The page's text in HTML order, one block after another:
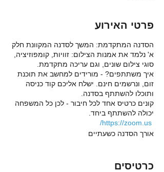
פרטי האירוע
הסדנה המתקדמת: המשך לסדנה המקוונת חלק
א' נלמד את אמנות הצילום: זוויות, קומפוזיציה,
סוגי צילום שונים, וגם עריכה מתקדמת.
איך משתתפים? - מורידים למחשב את תוכנת
זום, ונרשמים חינם. ישלח אליכם קוד כניסה
ותוכלו להשתתף בסדנה.
קונים כרטיס אחד לכל חיבור - לכן כל המשפחה
יכולה להשתתף ביחד.
https://zoom.us/
אורך הסדנה כשעתיים
כרטיסים